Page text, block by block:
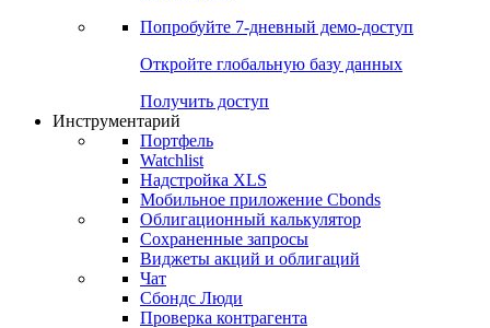
Попробуйте 7-дневный демо-доступ
Откройте глобальную базу данных
Получить доступ
Инструментарий
Портфель
Watchlist
Надстройка XLS
Мобильное приложение Cbonds
Облигационный калькулятор
Сохраненные запросы
Виджеты акций и облигаций
Чат
Сбондс Люди
Проверка контрагента